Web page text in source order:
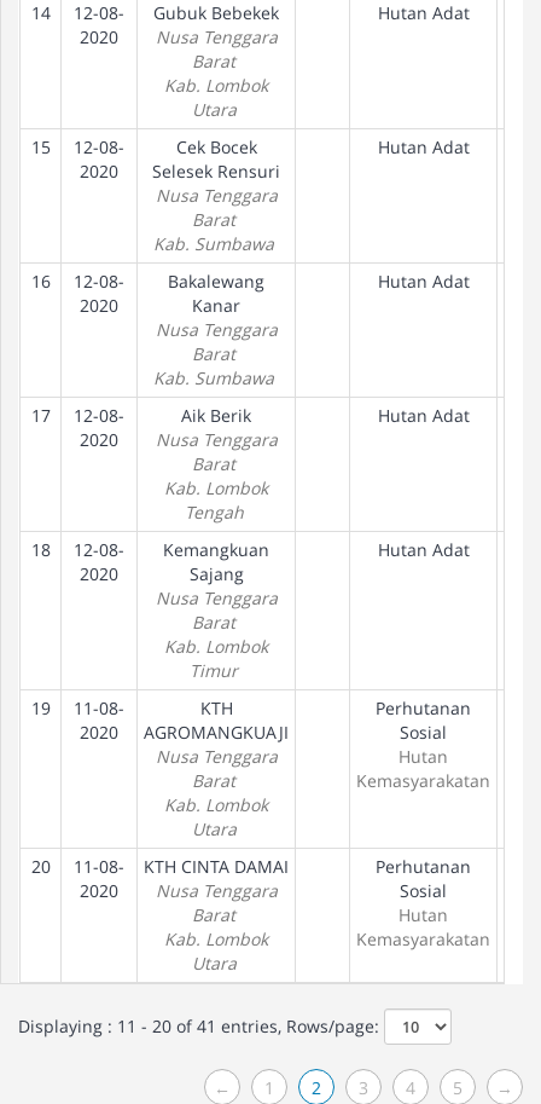
14
12-08-
2020
Gubuk Bebekek
Nusa Tenggara
Barat
Kab. Lombok
Utara
Hutan Adat
15
12-08-
2020
Cek Bocek
Selesek Rensuri
Nusa Tenggara
Barat
Kab. Sumbawa
Hutan Adat
16
12-08-
2020
Bakalewang
Kanar
Nusa Tenggara
Barat
Kab. Sumbawa
Hutan Adat
17
12-08-
2020
Aik Berik
Nusa Tenggara
Barat
Kab. Lombok
Tengah
Hutan Adat
18
12-08-
2020
Kemangkuan
Sajang
Nusa Tenggara
Barat
Kab. Lombok
Timur
Hutan Adat
19
11-08-
2020
KTH
AGROMANGKUAJI
Nusa Tenggara
Barat
Kab. Lombok
Utara
Perhutanan
Sosial
Hutan
Kemasyarakatan
20
11-08-
2020
KTH CINTA DAMAI
Nusa Tenggara
Barat
Kab. Lombok
Utara
Perhutanan
Sosial
Hutan
Kemasyarakatan
Displaying : 11 - 20 of 41 entries, Rows/page:
← 1 2 3 4 5 →